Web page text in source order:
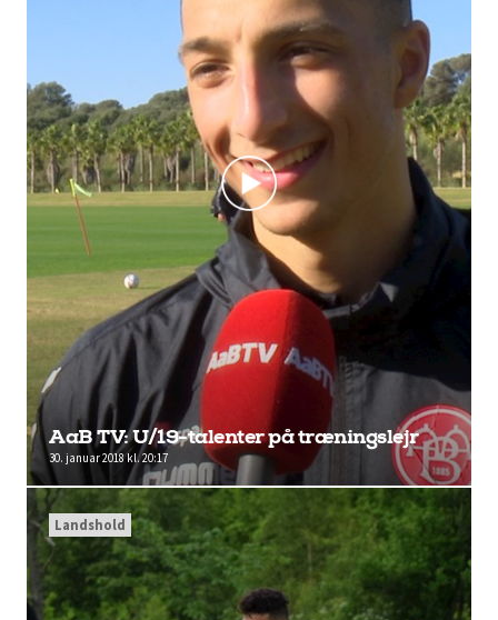
AaB TV: U/19-talenter på træningslejr
30. januar 2018 kl. 20:17
Landshold